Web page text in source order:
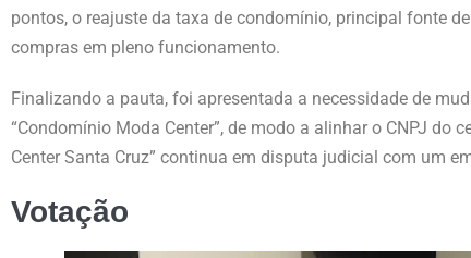
pontos, o reajuste da taxa de condomínio, principal fonte
compras em pleno funcionamento.
Finalizando a pauta, foi apresentada a necessidade de
“Condomínio Moda Center”, de modo a alinhar o CNPJ do
Center Santa Cruz” continua em disputa judicial com um
Votação